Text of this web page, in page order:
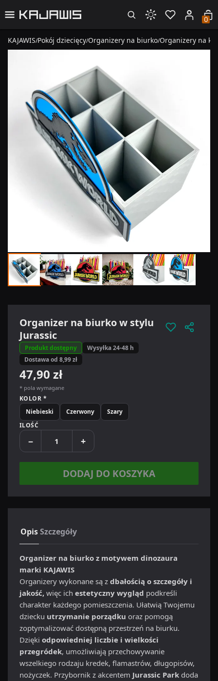
0
KAJAWIS/Pokój dziecięcy/Organizery na biurko/Organizery na
Organizer na biurko w stylu
Jurassic
Produkt dostępny
Wysyłka 24-48 h
Dostawa od 8,99 zł
47,90 zł
* pola wymagane
KOLOR *
Niebieski
Czerwony
Szary
ILOŚĆ
− +
DODAJ DO KOSZYKA
OpisSzczegóły
Organizer na biurko z motywem dinozaura
marki KAJAWIS
Organizery wykonane są z dbałością o szczegóły i
jakość, więc ich estetyczny wygląd podkreśli
charakter każdego pomieszczenia. Ułatwią Twojemu
dziecku utrzymanie porządku oraz pomogą
zoptymalizować dostępną przestrzeń na biurku.
Dzięki odpowiedniej liczbie i wielkości
przegródek, umożliwiają przechowywanie
wszelkiego rodzaju kredek, flamastrów, długopisów,
nożyczek. Przybornik z akcentem Jurassic Park doda